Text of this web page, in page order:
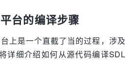
台的编译步骤
上是一个直截了当的过程，涉及
详细介绍如何从源代码编译SDL